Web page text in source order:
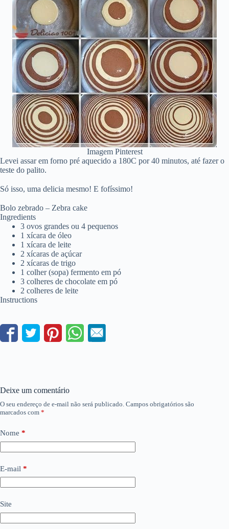
Imagem Pinterest
Levei assar em forno pré aquecido a 180C por 40 minutos, até fazer o
teste do palito.
Só isso, uma delicia mesmo! E fofíssimo!
Bolo zebrado – Zebra cake
Ingredients
3 ovos grandes ou 4 pequenos
1 xícara de óleo
1 xícara de leite
2 xícaras de açúcar
2 xícaras de trigo
1 colher (sopa) fermento em pó
3 colheres de chocolate em pó
2 colheres de leite
Instructions
Deixe um comentário
O seu endereço de e-mail não será publicado. Campos obrigatórios são
marcados com *
Nome *
E-mail *
Site